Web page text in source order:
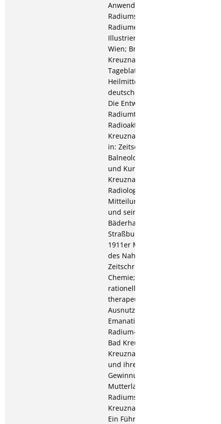
Anwendungsformen des
Radiums und der
Radiumemanation, in:
Illustriertes Badeblatt
Wien; Brief aus Bad
Kreuznach, in: Berliner
Tageblatt; Das Radium als
Heilmittel, in: Allgemeine
deutsche Bäderzeitung;
Die Entwicklung der
Radiumtherapie; Die
Radioaktivität der
Kreuznacher Solquellen,
in: Zeitschrift für
Balneologie, Klimatologie
und Kurorthygiene; Das
Kreuznacher Radium, in:
Radiologische
Mitteilungen; Kreuznach
und sein neues
Bäderhaus, in:
Straßburger Post; Die
1911er Moste
des Nahegebietes, in:
Zeitschrift für öffentliche
Chemie; 1912: Eine
rationellere
therapeutische
Ausnutzung der Radium-
Emanation; Ein neues
Radium-Inhalatorium in
Bad Kreuznach; Die
Kreuznacher Solquellen
und ihre Verendung zur
Gewinnung von Kochsalz,
Mutterlauge und
Radiumsalzen; 1913: Die
Kreuznacher Kurmittel;
Ein Führer durch die